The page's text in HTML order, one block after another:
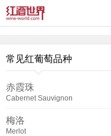
常见红葡萄品种
赤霞珠
Cabernet Sauvignon
梅洛
Merlot